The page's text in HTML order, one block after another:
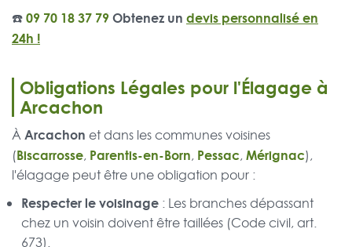
☎️09 70 18 37 79Obtenez un devis personnalisé en
24h !
Obligations Légales pour l'Élagage à
Arcachon
ÀArcachon et dans les communes voisines
(Biscarrosse, Parentis-en-Born, Pessac, Mérignac),
l'élagage peut être une obligation pour :
Respecter le voisinage : Les branches dépassant
chez un voisin doivent être taillées (Code civil, art.
673).